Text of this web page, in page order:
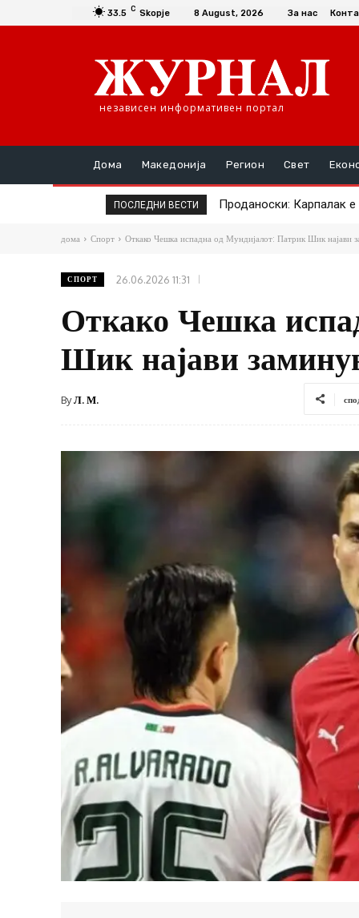
33.5 C Skopje 8 August, 2026 За нас
независен информативен портал
Дома Македонија Регион Свет
ПОСЛЕДНИ ВЕСТИ Проданоски: Карпалак е
Премиерот замина на
дома Спорт Откако Чешка испадна од Мундијалот: Патрик Шик најави
СПОРТ 26.06.2026 11:31
Откако Чешка
Шик најави
ByЛ. М.